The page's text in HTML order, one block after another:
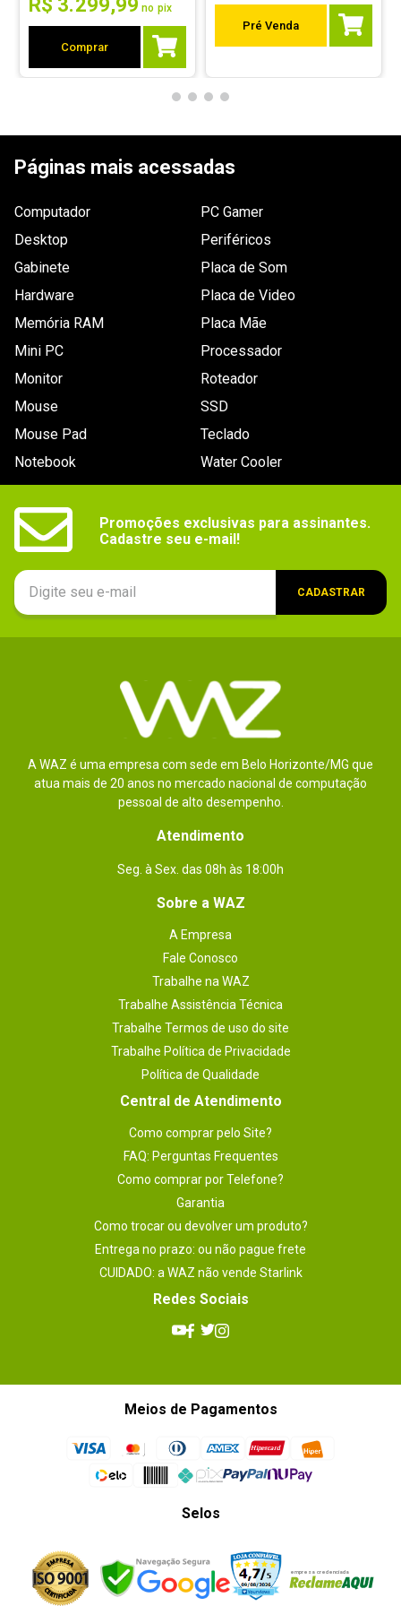
R$ 3.299,99 no pix
Comprar
Pré Venda
Páginas mais acessadas
Computador
Desktop
Gabinete
Hardware
Memória RAM
Mini PC
Monitor
Mouse
Mouse Pad
Notebook
PC Gamer
Periféricos
Placa de Som
Placa de Video
Placa Mãe
Processador
Roteador
SSD
Teclado
Water Cooler
Promoções exclusivas para assinantes.
Cadastre seu e-mail!
CADASTRAR
A WAZ é uma empresa com sede em Belo Horizonte/MG que
atua mais de 20 anos no mercado nacional de computação
pessoal de alto desempenho.
Atendimento
Seg. à Sex. das 08h às 18:00h
Sobre a WAZ
A Empresa
Fale Conosco
Trabalhe na WAZ
Trabalhe Assistência Técnica
Trabalhe Termos de uso do site
Trabalhe Política de Privacidade
Política de Qualidade
Central de Atendimento
Como comprar pelo Site?
FAQ: Perguntas Frequentes
Como comprar por Telefone?
Garantia
Como trocar ou devolver um produto?
Entrega no prazo: ou não pague frete
CUIDADO: a WAZ não vende Starlink
Redes Sociais
Meios de Pagamentos
Selos